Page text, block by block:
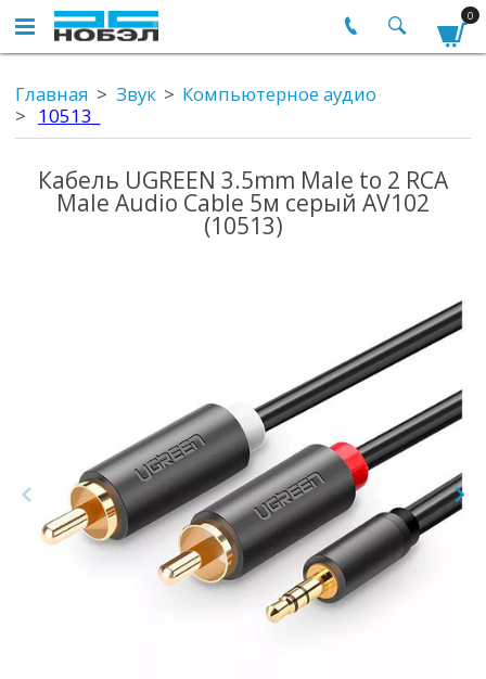
0
Главная Звук
Компьютерное аудио
10513_
Кабель UGREEN 3.5mm Male to 2 RCA
Male Audio Cable 5м серый AV102
(10513)